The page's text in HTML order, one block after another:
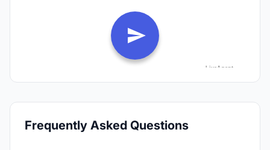
Frequently Asked Questions